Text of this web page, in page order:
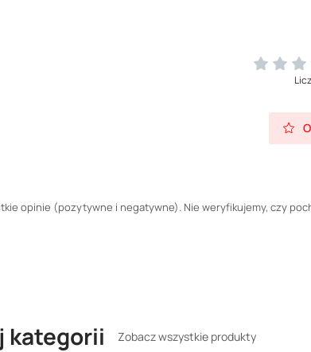
opinie (pozytywne i negatywne). Nie weryfikujemy, czy
kategorii Zobacz wszystkie produkty